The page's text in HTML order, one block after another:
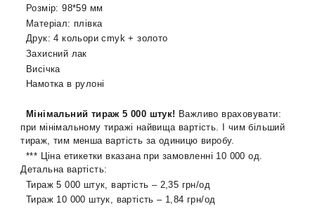
Розмір:98*59 мм
Матеріал: плівка
Друк:4 кольори сmyk+ золото
Захисний лак
Висічка
Намотка в рулоні
Мінімальний тираж 5 000 штук! Важливо враховувати:
при мінімальному тиражі найвища вартість. І чим більший
тираж, тим менша вартість за одиницю виробу.
*** Ціна етикетки вказана при замовленні 10 000 од.
Детальна вартість:
Тираж 5 000 штук, вартість – 2,35 грн/од
Тираж 10 000 штук, вартість – 1,84 грн/од